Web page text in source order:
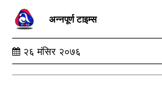
अन्नपूर्ण टाइम्स
२६ मंसिर २०७६